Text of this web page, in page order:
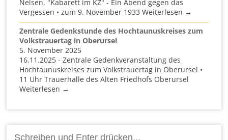
Nelsen, "Kabarett im KZ" - Ein Abend gegen das
Vergessen • zum 9. November 1933 Weiterlesen →
Zentrale Gedenkstunde des Hochtaunuskreises zum
Volkstrauertag in Oberursel
5. November 2025
16.11.2025 - Zentrale Gedenkveranstaltung des
Hochtaunuskreises zum Volkstrauertag in Oberursel •
11 Uhr Trauerhalle des Alten Friedhofs Oberursel
Weiterlesen →